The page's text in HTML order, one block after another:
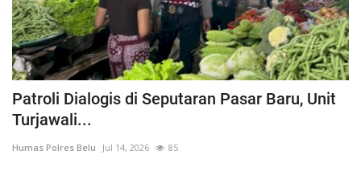
Patroli Dialogis di Seputaran Pasar Baru, Unit
Turjawali...
Humas Polres Belu Jul 14, 2026 85